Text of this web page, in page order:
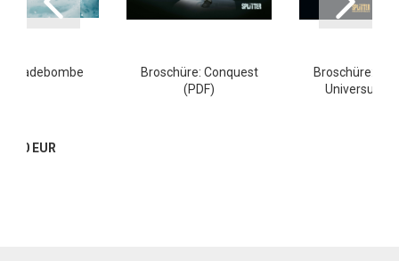
Badebombe
EUR
Broschüre: Conquest
(PDF)
Broschüre:
Universum